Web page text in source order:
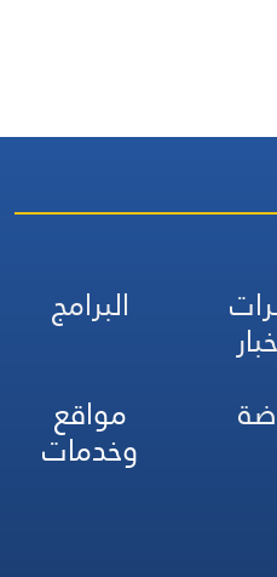
البرامج
مواقع
وخدمات